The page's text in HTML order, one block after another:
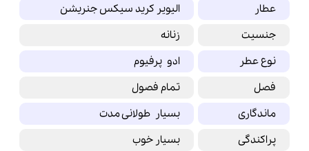
عطار
الیویر کرید سیکس جنریشن
جنسیت
زنانه
نوع عطر
ادو پرفیوم
فصل
تمام فصول
ماندگاری
بسیار طولانی مدت
پراکندگی
بسیار خوب